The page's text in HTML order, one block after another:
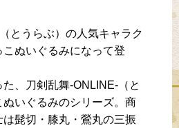
とうらぶ）の人気キャラク
ぬいぐるみになって登
、刀剣乱舞-ONLINE-（と
ぬいぐるみのシリーズ。商
髭切・膝丸・鶯丸の三振